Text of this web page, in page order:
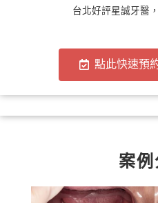
台北好評星誠牙醫
點此快速預
案